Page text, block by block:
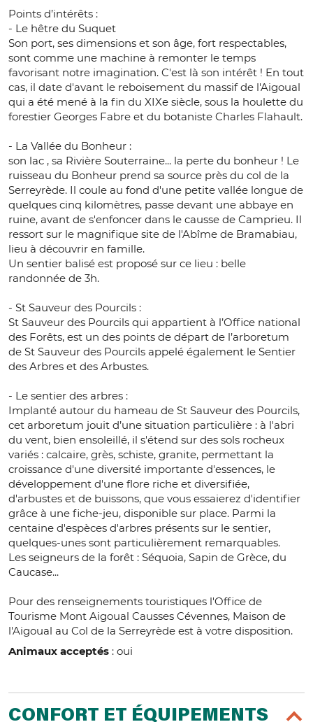
Points d’intérêts :
- Le hêtre du Suquet
Son port, ses dimensions et son âge, fort respectables,
sont comme une machine à remonter le temps
favorisant notre imagination. C'est là son intérêt ! En tout
cas, il date d'avant le reboisement du massif de l'Aigoual
qui a été mené à la fin du XIXe siècle, sous la houlette du
forestier Georges Fabre et du botaniste Charles Flahault.
- La Vallée du Bonheur :
son lac , sa Rivière Souterraine... la perte du bonheur ! Le
ruisseau du Bonheur prend sa source près du col de la
Serreyrède. Il coule au fond d'une petite vallée longue de
quelques cinq kilomètres, passe devant une abbaye en
ruine, avant de s'enfoncer dans le causse de Camprieu. Il
ressort sur le magnifique site de l'Abîme de Bramabiau,
lieu à découvrir en famille.
Un sentier balisé est proposé sur ce lieu : belle
randonnée de 3h.
- St Sauveur des Pourcils :
St Sauveur des Pourcils qui appartient à l’Office national
des Forêts, est un des points de départ de l’arboretum
de St Sauveur des Pourcils appelé également le Sentier
des Arbres et des Arbustes.
- Le sentier des arbres :
Implanté autour du hameau de St Sauveur des Pourcils,
cet arboretum jouit d’une situation particulière : à l'abri
du vent, bien ensoleillé, il s'étend sur des sols rocheux
variés : calcaire, grès, schiste, granite, permettant la
croissance d'une diversité importante d'essences, le
développement d'une flore riche et diversifiée,
d'arbustes et de buissons, que vous essaierez d'identifier
grâce à une fiche-jeu, disponible sur place. Parmi la
centaine d'espèces d'arbres présents sur le sentier,
quelques-unes sont particulièrement remarquables.
Les seigneurs de la forêt : Séquoia, Sapin de Grèce, du
Caucase...
Pour des renseignements touristiques l'Office de
Tourisme Mont Aigoual Causses Cévennes, Maison de
l'Aigoual au Col de la Serreyrède est à votre disposition.
Animaux acceptés : oui
CONFORT ET ÉQUIPEMENTS